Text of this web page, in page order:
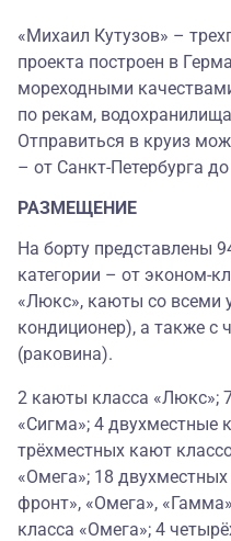
«Михаил Кутузов» –
проекта построен в
мореходными
по рекам,
Отправиться в круиз
– от Санкт-Петербурга
РАЗМЕЩЕНИЕ
На борту представлены
категории – от эконом-
«Люкс», каюты со всеми
кондиционер), а также с
(раковина).
2 каюты класса «Люкс»;
«Сигма»; 4 двухместные
трёхместных кают
«Омега»; 18
фронт», «Омега»,
класса «Омега»; 4